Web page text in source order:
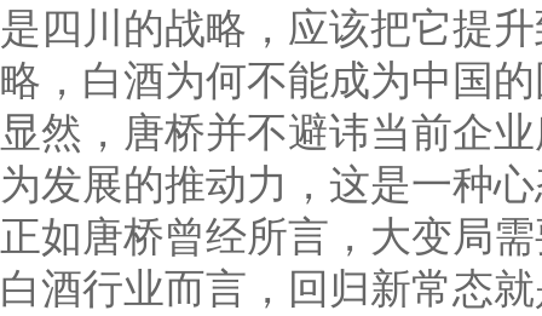
是四川的战略，应该把它提
略，白酒为何不能成为中国
显然，唐桥并不避讳当前企
为发展的推动力，这是一种
正如唐桥曾经所言，大变局
白酒行业而言，回归新常态